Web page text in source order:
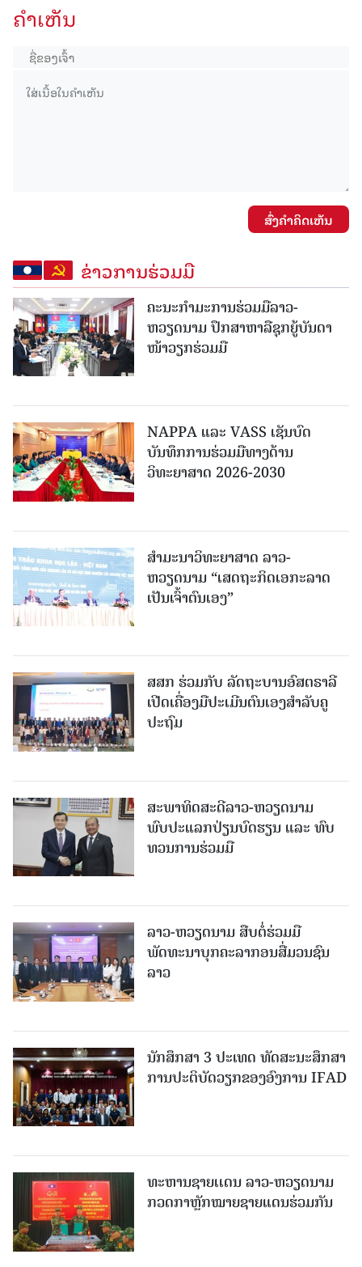
ຄໍາເຫັນ
ສົ່ງຄໍາຄິດເຫັນ
ຂ່າວການຮ່ວມມື
ຄະນະກໍາມະການຮ່ວມມືລາວ-
ຫວຽດນາມ ປຶກສາຫາລືຊຸກຍູ້ບັນດາ
ໜ້າວຽກຮ່ວມມື
NAPPA ແລະ VASS ເຊັນບົດ
ບັນທຶກການຮ່ວມມືທາງດ້ານ
ວິທະຍາສາດ 2026-2030
ສຳມະນາວິທະຍາສາດ ລາວ-
ຫວຽດນາມ “ເສດຖະກິດເອກະລາດ
ເປັນເຈົ້າຕົນເອງ”
ສສກ ຮ່ວມກັບ ລັດຖະບານອົສຕຣາລີ
ເປີດເຄື່ອງມືປະເມີນຕົນເອງສຳລັບຄູ
ປະຖົມ
ສະພາທິດສະດີລາວ-ຫວຽດນາມ
ພົບປະແລກປ່ຽນບົດຮຽນ ແລະ ທົບ
ທວນການຮ່ວມມື
ລາວ-ຫວຽດ​ນາມ ສືບ​ຕໍ່​ຮ່ວມ​ມື
ພັດທະນາບຸກຄະລາກອນສື່ມວນຊົນ
ລາວ
ນັກສຶກສາ 3 ປະເທດ ທັດ​ສະ​ນະ​ສຶກ​ສາ
ການປະຕິບັດວຽກຂອງອົງການ IFAD
ທະຫານຊາຍເເດນ ລາວ-ຫວຽດນາມ
ກວດກາຫຼັກໝາຍຊາຍແດນຮ່ວມກັນ